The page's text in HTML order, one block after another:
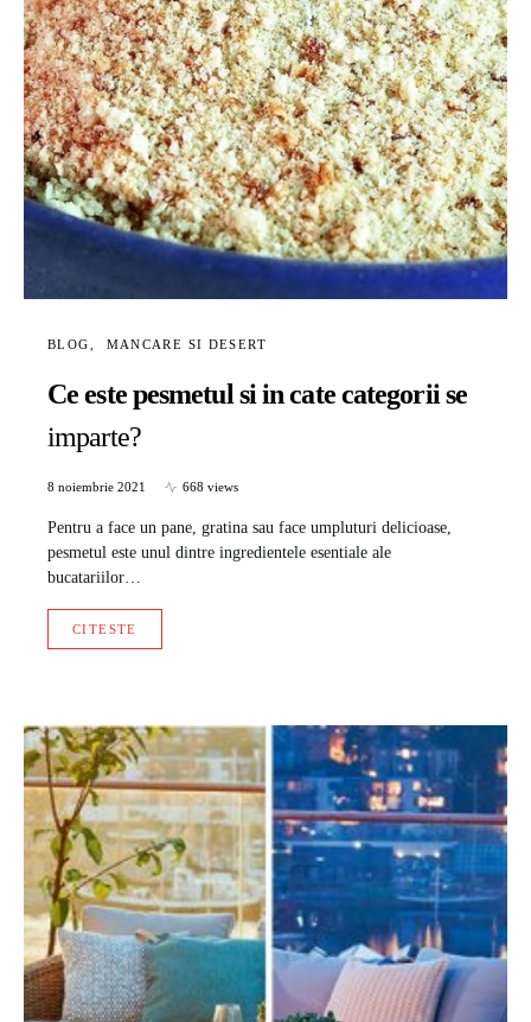
BLOG MANCARE SI DESERT
Ce este pesmetul si in cate categorii se
imparte?
8 noiembrie 2021 668 views
Pentru a face un pane, gratina sau face umpluturi delicioase,
pesmetul este unul dintre ingredientele esentiale ale
bucatariilor…
CITESTE